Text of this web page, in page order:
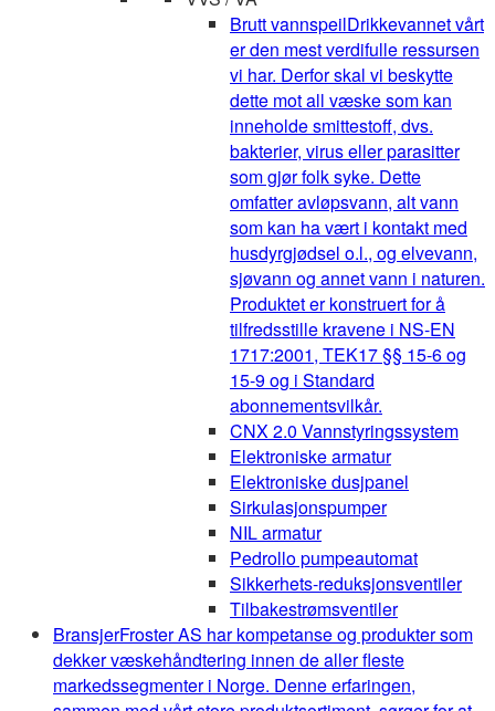
Brutt vannspeilDrikkevannet vårt
er den mest verdifulle ressursen
vi har. Derfor skal vi beskytte
dette mot all væske som kan
inneholde smittestoff, dvs.
bakterier, virus eller parasitter
som gjør folk syke. Dette
omfatter avløpsvann, alt vann
som kan ha vært i kontakt med
husdyrgjødsel o.l., og elvevann,
sjøvann og annet vann i naturen.
Produktet er konstruert for å
tilfredsstille kravene i NS-EN
1717:2001, TEK17 §§ 15-6 og
15-9 og i Standard
abonnementsvilkår.
CNX 2.0 Vannstyringssystem
Elektroniske armatur
Elektroniske dusjpanel
Sirkulasjonspumper
NIL armatur
Pedrollo pumpeautomat
Sikkerhets-reduksjonsventiler
Tilbakestrømsventiler
BransjerFroster AS har kompetanse og produkter som
dekker væskehåndtering innen de aller fleste
markedssegmenter i Norge. Denne erfaringen,